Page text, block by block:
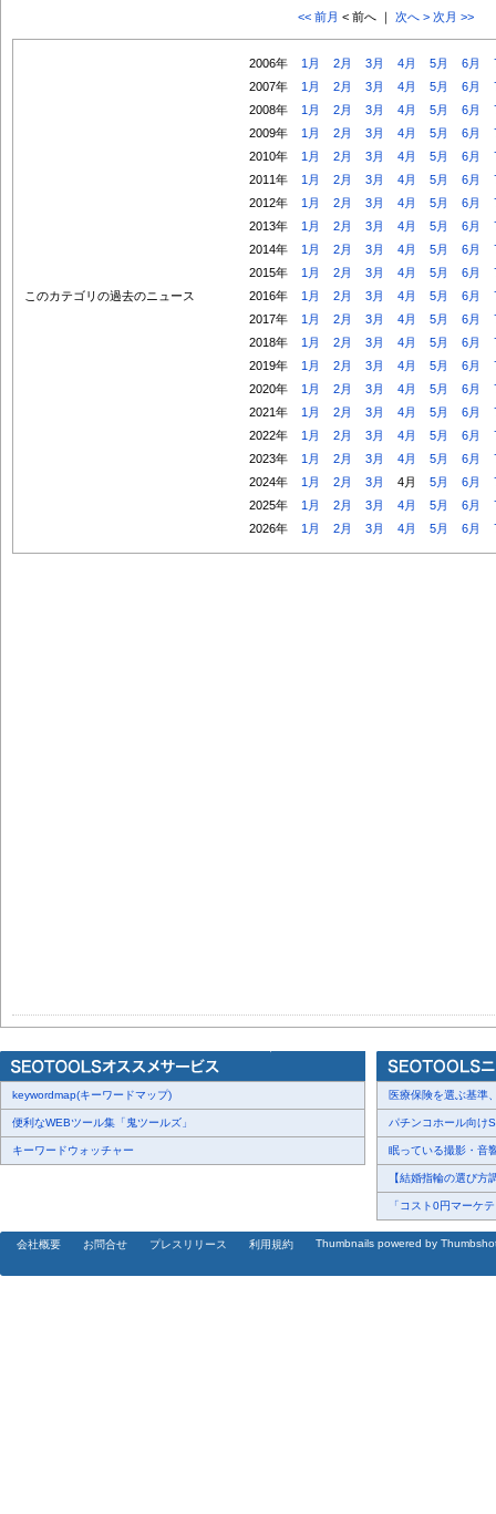
<< 前月 < 前へ ｜ 次へ > 次月 >>
このカテゴリの過去のニュース
2006年 1月 2月 3月 4月 5月 6月
2007年
1月 2月 3月 4月 5月 6月
2008年
1月 2月 3月 4月 5月 6月
2009年
1月 2月 3月 4月 5月 6月
2010年
1月 2月 3月 4月 5月 6月
2011年
1月 2月 3月 4月 5月 6月
2012年
1月 2月 3月 4月 5月 6月
2013年
1月 2月 3月 4月 5月 6月
2014年
1月 2月 3月 4月 5月 6月
2015年
1月 2月 3月 4月 5月 6月
2016年
1月 2月 3月 4月 5月 6月
2017年
1月 2月 3月 4月 5月 6月
2018年
1月 2月 3月 4月 5月 6月
2019年
1月 2月 3月 4月 5月 6月
2020年
1月 2月 3月 4月 5月 6月
2021年
1月 2月 3月 4月 5月 6月
2022年
1月 2月 3月 4月 5月 6月
2023年
1月 2月 3月 4月 5月 6月
2024年
1月 2月 3月 4月 5月 6月
2025年
1月 2月 3月 4月 5月 6月
2026年
1月 2月 3月 4月 5月 6月
keywordmap(キーワードマップ)
便利なWEBツール集「鬼ツールズ」
キーワードウォッチャー
医療保険を選ぶ基準
パチンコホール向け
眠っている撮影・音
【結婚指輪の選び方
「コスト0円マーケ
会社概要 お問合せ プレスリリース 利用規約 Thumbnails powered by